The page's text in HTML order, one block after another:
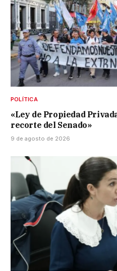
POLÍTICA
«Ley de Propiedad
recorte del Senado»
9 de agosto de 2026